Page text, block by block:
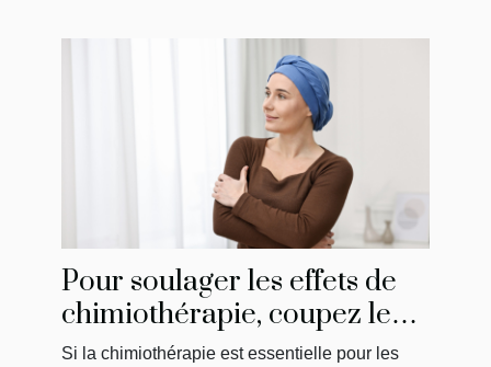
Pour soulager les effets de
chimiothérapie, coupez le
feu avec Christelle Vançon !
Si la chimiothérapie est essentielle pour les